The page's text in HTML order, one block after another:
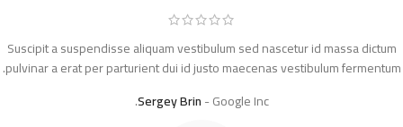
Suscipit a suspendisse aliquam vestibulum sed nascetur id massa dictum
pulvinar a erat per parturient dui id justo maecenas vestibulum fermentum.
Sergey Brin Google Inc.